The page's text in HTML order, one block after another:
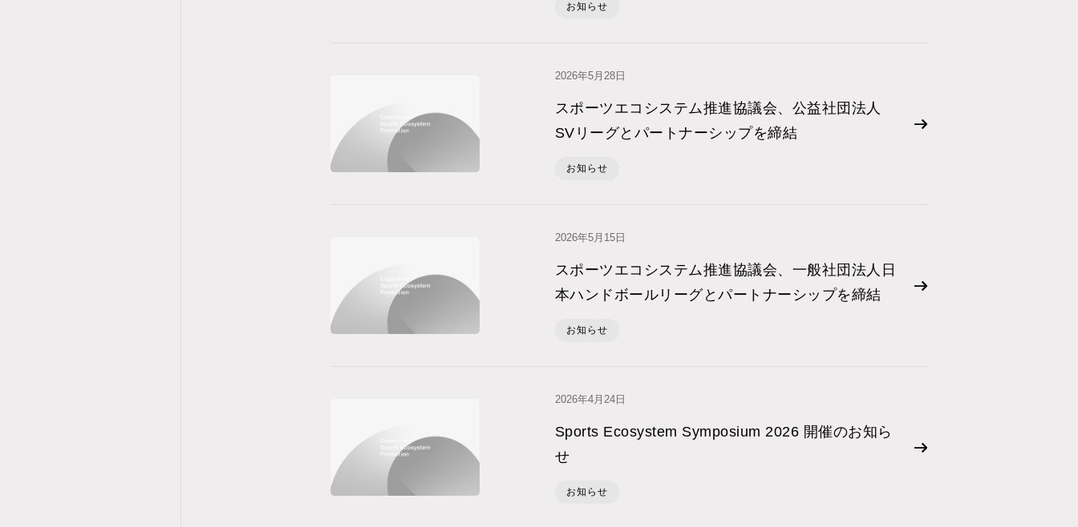
お知らせ
2026年5⽉28⽇
スポーツエコシステム推進協議会、公益社団法人
SVリーグとパートナーシップを締結
お知らせ
2026年5⽉15⽇
スポーツエコシステム推進協議会、一般社団法人日
本ハンドボールリーグとパートナーシップを締結
お知らせ
2026年4⽉24⽇
Sports Ecosystem Symposium 2026 開催のお知ら
せ
お知らせ